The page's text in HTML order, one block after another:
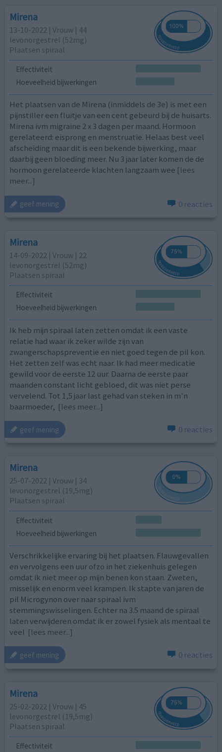
Mirena
13-10-2022 | Vrouw | 44
levonorgestrel (52mg)
Plaatsen spiraal
Effectiviteit
Hoeveelheid bijwerkingen
Het plaatsen van de Mirena (inmiddels de 3e) is met een
pijnstiller een fluitje van een cent gebeurd bij de huisarts.
Mirena ivm migraine 2 x 3 dagen per maand. Hormoon
gerelateerd: eisprong en menstruatie. Helaas best veel
afscheiding maar dit is een bekende bijwerking, maar
daarbij geen bloeding meer. Nu 3 jaar later komen de de
hormoon gerelateerde klachten langzaam wee [lees
meer...]
geef mening 0 reacties
Mirena
14-09-2022 | Vrouw | 22
levonorgestrel (52mg)
Plaatsen spiraal
Effectiviteit
Hoeveelheid bijwerkingen
Ik heb mijn spiraal laten zetten omdat ik een vaste
relatie had waar ik zeker wilde zijn van
zwangerschapspreventie en niet goed tegen de pil kon.
Het zetten zelf was echt naar. Ik had meer medicatie
gewild voor de eerste 12 uur. Daarna de eerste paar
maanden constant licht gebloed, dit was niet perse
vervelend. Tot 1,5 jaar last gehad van steken in m'n
baarmoeder, [lees meer...]
geef mening 0 reacties
Mirena
25-07-2022 | Vrouw | 34
levonorgestrel (19,5mg)
Plaatsen spiraal
Effectiviteit
Hoeveelheid bijwerkingen
Verschrikkelijke ervaring bij het plaatsen. Flauwgevallen
en vervolgens een uur ofzo in het ziekenhuis gelegen
omdat ik niet meer op mijn benen kon staan. Zweten,
misselijk en enorm veel krampen. Ik stapte van jaren de
pil Microgynon over naar spiraal ivm
stemmingswisselingen. Echter na 3.5 maand de spiraal
laten verwijderen omdat ik er zowel fysiek als mentaal te
veel [lees meer...]
geef mening 0 reacties
Mirena
25-02-2022 | Vrouw | 45
levonorgestrel (19,5mg)
Plaatsen spiraal
Effectiviteit